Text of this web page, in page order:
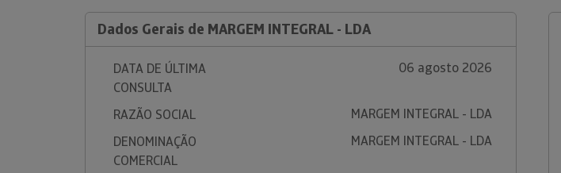
Dados Gerais de MARGEM INTEGRAL - LDA
DATA DE ÚLTIMA
CONSULTA
06 agosto 2026
RAZÃO SOCIAL
MARGEM INTEGRAL - LDA
DENOMINAÇÃO
COMERCIAL
MARGEM INTEGRAL - LDA